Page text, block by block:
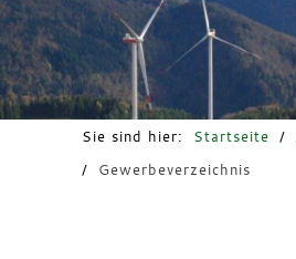
Freizeit & Tourismus
Sie sind hier: Startseite /
/
Gewerbeverzeichnis